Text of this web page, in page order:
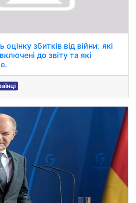
оцінку збитків від війни: які
до звіту та які